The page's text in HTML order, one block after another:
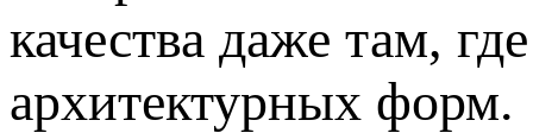
качества даже там,
архитектурных форм.